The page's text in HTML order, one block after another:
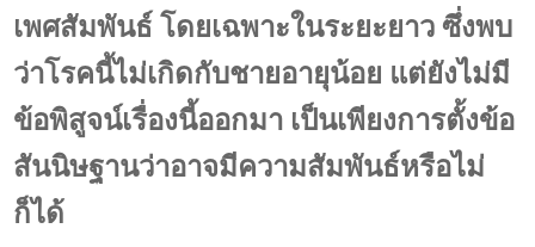
เพศสัมพันธ์ โดยเฉพาะในระยะยาว ซึ่งพบ
ว่าโรคนี้ไม่เกิดกับชายอายุน้อย แต่ยังไม่มี
ข้อพิสูจน์เรื่องนี้ออกมา เป็นเพียงการตั้งข้อ
สันนิษฐานว่าอาจมีความสัมพันธ์หรือไม่
ก็ได้